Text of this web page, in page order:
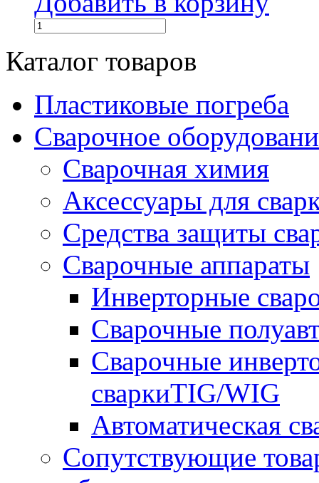
Каталог товаров
Пластиковые погреба
Сварочное
Сварочная химия
Аксессуары для
Средства защиты
Сварочные аппараты
Инверторные
Сварочные
Сварочные
сваркиTIG/WIG
Автоматическая
Сопутствующие